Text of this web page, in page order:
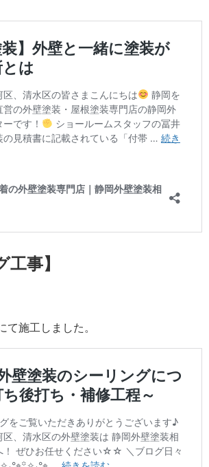
工事】
て施工しました。